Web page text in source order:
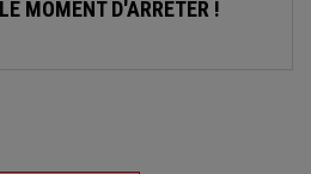
MOMENT D'ARRÊTER !